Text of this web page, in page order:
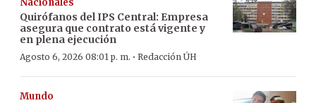
Quirófanos del IPS Central: Empresa
asegura que contrato está vigente y
en plena ejecución
Agosto 6, 2026 08:01 p. m. · Redacción ÚH
Mundo